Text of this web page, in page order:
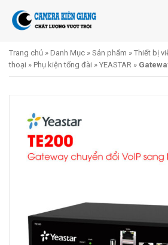
Trang chủ » Danh Mục » Sản phẩm » Thiết bị
thoại » Phụ kiện tổng đài » YEASTAR »